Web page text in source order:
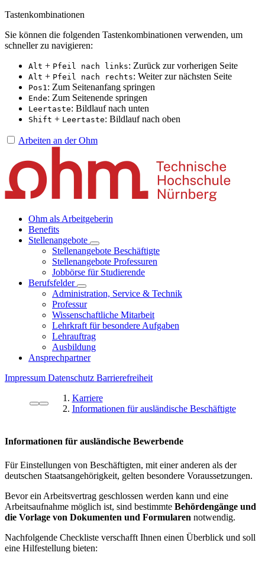
Tastenkombinationen
Sie können die folgenden Tastenkombinationen verwenden, um
schneller zu navigieren:
Alt + Pfeil nach links: Zurück zur vorherigen Seite
Alt + Pfeil nach rechts: Weiter zur nächsten Seite
Pos1: Zum Seitenanfang springen
Ende: Zum Seitenende springen
Leertaste: Bildlauf nach unten
Shift + Leertaste: Bildlauf nach oben
Arbeiten an der Ohm
Ohm als Arbeitgeberin
Benefits
Stellenangebote
Stellenangebote Beschäftigte
Stellenangebote Professuren
Jobbörse für Studierende
Berufsfelder
Administration, Service & Technik
Professur
Wissenschaftliche Mitarbeit
Lehrkraft für besondere Aufgaben
Lehrauftrag
Ausbildung
Ansprechpartner
Impressum Datenschutz Barrierefreiheit
Karriere
Informationen für ausländische Beschäftigte
Informationen für ausländische Bewerbende
Für Einstellungen von Beschäftigten, mit einer anderen als der
deutschen Staatsangehörigkeit, gelten besondere Voraussetzungen.
Bevor ein Arbeitsvertrag geschlossen werden kann und eine
Arbeitsaufnahme möglich ist, sind bestimmte Behördengänge und
die Vorlage von Dokumenten und Formularen notwendig.
Nachfolgende Checkliste verschafft Ihnen einen Überblick und soll
eine Hilfestellung bieten: